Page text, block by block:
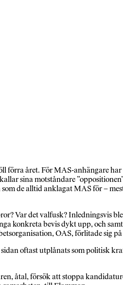
förra året. För MAS-anhängare
sina motståndare
de alltid anklagat MAS för –
Var det valfusk? Inledningsvis
konkreta bevis dykt upp, och
OAS, förlitade sig
oftast utplånats som politisk
åtal, försök att stoppa